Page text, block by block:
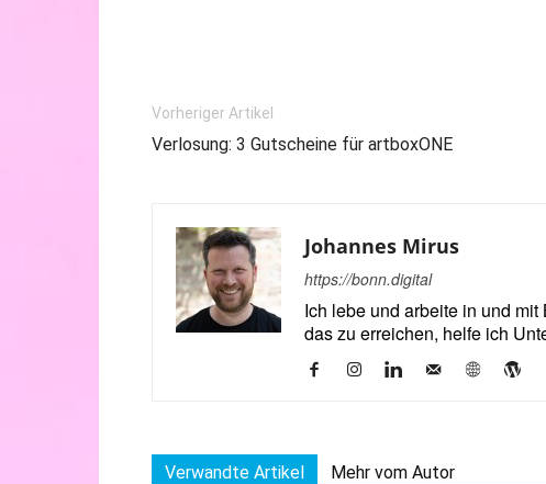
Vorheriger Artikel
Verlosung: 3 Gutscheine für artboxONE
Johannes Mirus
https://bonn.digital
Ich lebe und arbeite in und
das zu erreichen, helfe ich
Verwandte Artikel Mehr vom Autor